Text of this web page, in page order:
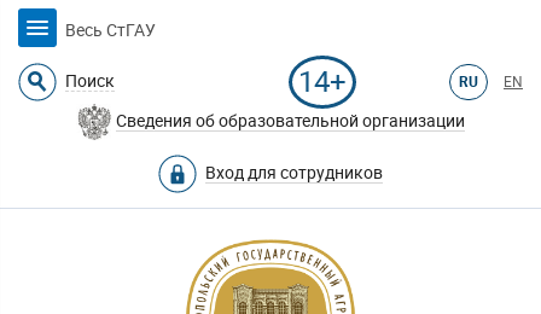
Весь СтГАУ
Поиск 14+ RU EN
Сведения об образовательной организации
Вход для сотрудников